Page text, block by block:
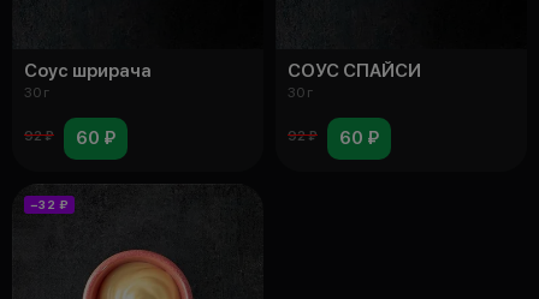
Соус шрирача
30 г
92 ₽ 60 ₽
СОУС СПАЙСИ
30 г
92 ₽ 60 ₽
−32 ₽